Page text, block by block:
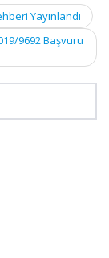
Yayınlandı
9692 Başvuru